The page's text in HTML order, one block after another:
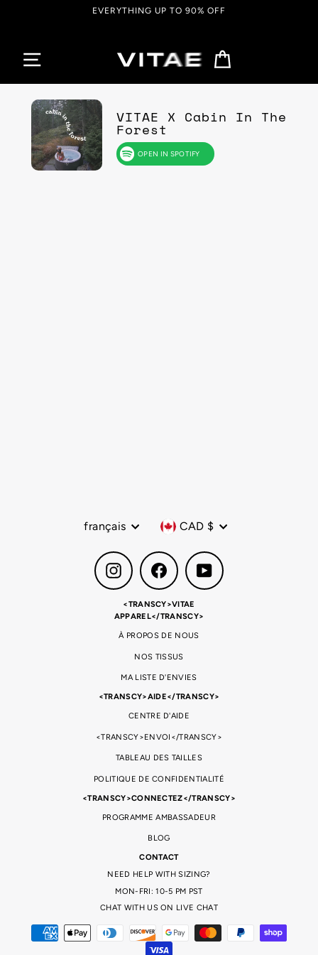
EVERYTHING UP TO 90% OFF
VITAE X Cabin In The
Forest
OPEN IN SPOTIFY
Langue
français Devise
CAD $
Instagram Facebook YouTube
<TRANSCY>VITAE
APPAREL</TRANSCY>
À PROPOS DE NOUS
NOS TISSUS
MA LISTE D'ENVIES
<TRANSCY>AIDE</TRANSCY>
CENTRE D'AIDE
<TRANSCY>ENVOI</TRANSCY>
TABLEAU DES TAILLES
POLITIQUE DE CONFIDENTIALITÉ
<TRANSCY>CONNECTEZ</TRANSCY>
PROGRAMME AMBASSADEUR
BLOG
CONTACT
NEED HELP WITH SIZING?
MON-FRI: 10-5 PM PST
CHAT WITH US ON LIVE CHAT